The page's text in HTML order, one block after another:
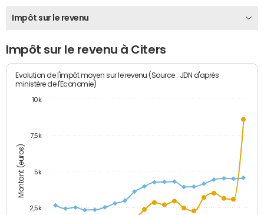
Impôt sur le revenu
Impôt sur le revenu à Citers
Montant (euros)
Evolution de l'impôt moyen sur le revenu (Source : JDN d'après
ministère de l'Economie)
2,5k
5k
7,5k
10k